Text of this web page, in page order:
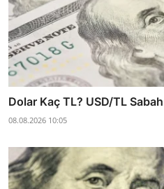
Dolar Kaç TL? USD/TL
08.08.2026 10:05